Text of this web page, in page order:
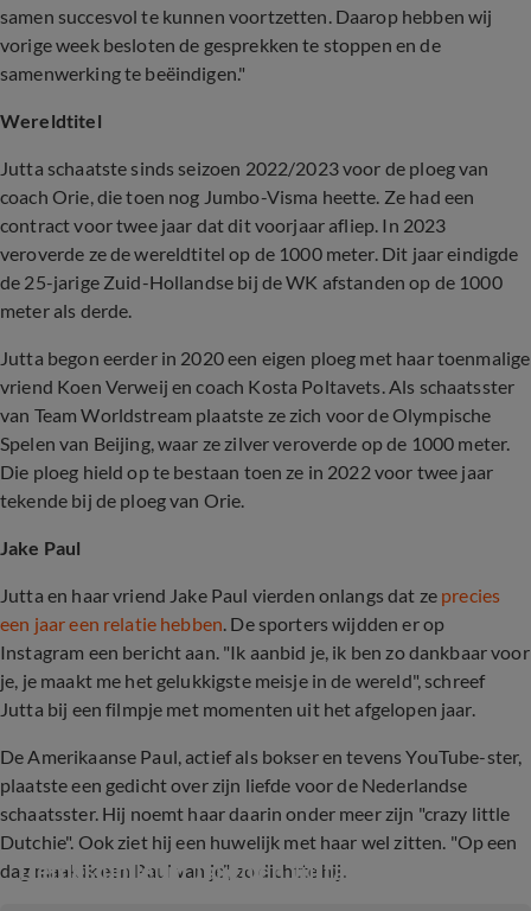
samen succesvol te kunnen voortzetten. Daarop hebben wij
vorige week besloten de gesprekken te stoppen en de
samenwerking te beëindigen."
Wereldtitel
Jutta schaatste sinds seizoen 2022/2023 voor de ploeg van
coach Orie, die toen nog Jumbo-Visma heette. Ze had een
contract voor twee jaar dat dit voorjaar afliep. In 2023
veroverde ze de wereldtitel op de 1000 meter. Dit jaar eindigde
de 25-jarige Zuid-Hollandse bij de WK afstanden op de 1000
meter als derde.
Jutta begon eerder in 2020 een eigen ploeg met haar toenmalige
vriend Koen Verweij en coach Kosta Poltavets. Als schaatsster
van Team Worldstream plaatste ze zich voor de Olympische
Spelen van Beijing, waar ze zilver veroverde op de 1000 meter.
Die ploeg hield op te bestaan toen ze in 2022 voor twee jaar
tekende bij de ploeg van Orie.
Jake Paul
Jutta en haar vriend Jake Paul vierden onlangs dat ze precies
een jaar een relatie hebben. De sporters wijdden er op
Instagram een bericht aan. "Ik aanbid je, ik ben zo dankbaar voor
je, je maakt me het gelukkigste meisje in de wereld", schreef
Jutta bij een filmpje met momenten uit het afgelopen jaar.
De Amerikaanse Paul, actief als bokser en tevens YouTube-ster,
plaatste een gedicht over zijn liefde voor de Nederlandse
schaatsster. Hij noemt haar daarin onder meer zijn "crazy little
Dutchie". Ook ziet hij een huwelijk met haar wel zitten. "Op een
dag maak ik een Paul van je", zo dichtte hij.
Liefdesjubileum Jaken en Jutta